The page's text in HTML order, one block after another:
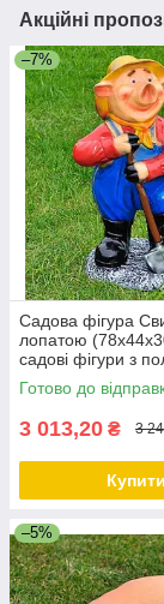
Акційні
–7%
Садова фігура
лопатою
садові фігури з
садово-паркові
Готово до
3 013,20 ₴ 3
Купити
–5%